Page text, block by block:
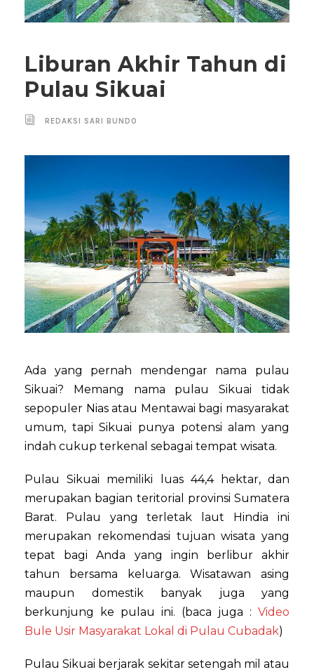
Liburan Akhir Tahun di
Pulau Sikuai
REDAKSI SARI BUNDO
Ada yang pernah mendengar nama pulau
Sikuai? Memang nama pulau Sikuai tidak
sepopuler Nias atau Mentawai bagi masyarakat
umum, tapi Sikuai punya potensi alam yang
indah cukup terkenal sebagai tempat wisata.
Pulau Sikuai memiliki luas 44,4 hektar, dan
merupakan bagian teritorial provinsi Sumatera
Barat. Pulau yang terletak laut Hindia ini
merupakan rekomendasi tujuan wisata yang
tepat bagi Anda yang ingin berlibur akhir
tahun bersama keluarga. Wisatawan asing
maupun domestik banyak juga yang
berkunjung ke pulau ini. (baca juga : Video
Bule Usir Masyarakat Lokal di Pulau Cubadak)
Pulau Sikuai berjarak sekitar setengah mil atau